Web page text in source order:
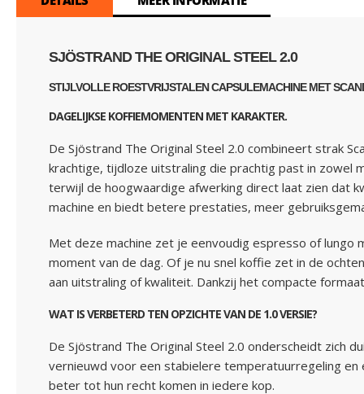
SJÖSTRAND THE ORIGINAL STEEL 2.0
STIJLVOLLE ROESTVRIJSTALEN CAPSULEMACHINE MET
DAGELIJKSE KOFFIEMOMENTEN MET KARAKTER.
De Sjöstrand The Original Steel 2.0 combineert strak
krachtige, tijdloze uitstraling die prachtig past in zowel
terwijl de hoogwaardige afwerking direct laat zien dat
machine en biedt betere prestaties, meer
Met deze machine zet je eenvoudig espresso of
moment van de dag. Of je nu snel koffie zet in de
aan uitstraling of kwaliteit. Dankzij het compacte
WAT IS VERBETERD TEN OPZICHTE VAN DE 1.0 VERSIE?
De Sjöstrand The Original Steel 2.0 onderscheidt zich
vernieuwd voor een stabielere temperatuurregeling
beter tot hun recht komen in iedere kop.